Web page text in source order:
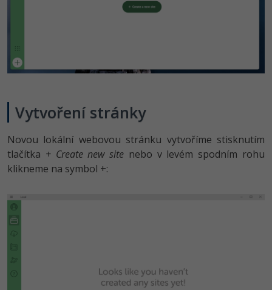
Adobe After Effects
Fotografování -80%
Vytvoření stránky
Novou lokální webovou stránku vytvoříme stisknutím
tlačítka + Create new site nebo v levém spodním rohu
klikneme na symbol +: